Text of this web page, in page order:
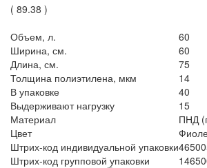
( 89.38 )
Объем, л.
60
Ширина, см.
60
Длина, см.
75
Толщина полиэтилена, мкм
14
В упаковке
40
Выдерживают нагрузку
15
Материал
ПНД
Цвет
Штрих-код индивидуальной упаковки
Штрих-код групповой упаковки